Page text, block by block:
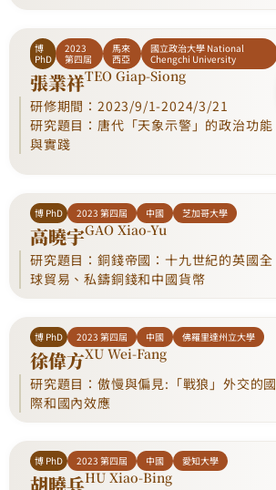
博
PhD
2023
第四屆
馬來
西亞
國立政治大學 National
Chengchi University
張業祥TEO Giap-Siong
研修期間：2023/9/1-2024/3/21
研究題目：唐代「天象示警」的政治功能
與實踐
博 PhD 2023 第四屆 中國 芝加哥大學
高曉宇GAO Xiao-Yu
研究題目：銅錢帝國：十九世紀的英國全
球貿易、私鑄銅錢和中國貨幣
博 PhD 2023 第四屆 中國 佛羅里達州立大學
徐偉方XU Wei-Fang
研究題目：傲慢與偏見:「戰狼」外交的國
際和國內效應
博 PhD 2023 第四屆 中國 愛知大學
胡曉兵HU Xiao-Bing